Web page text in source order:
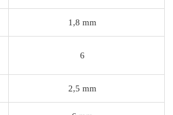
1,8 mm
6
2,5 mm